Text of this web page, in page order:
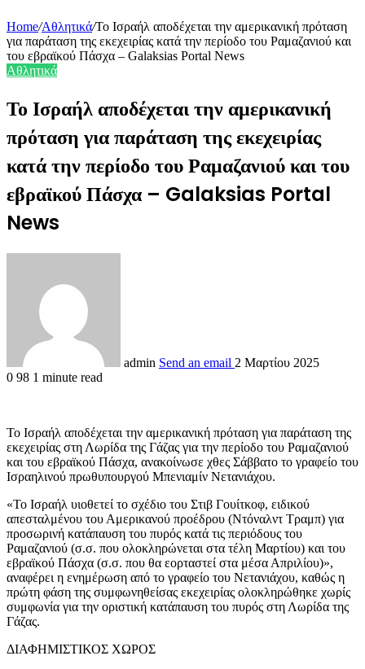
Home/Αθλητικά/Το Ισραήλ αποδέχεται την αμερικανική πρόταση
για παράταση της εκεχειρίας κατά την περίοδο του Ραμαζανιού και
του εβραϊκού Πάσχα – Galaksias Portal News
Αθλητικά
Το Ισραήλ αποδέχεται την αμερικανική
πρόταση για παράταση της εκεχειρίας
κατά την περίοδο του Ραμαζανιού και του
εβραϊκού Πάσχα – Galaksias Portal
News
admin Send an email 2 Μαρτίου 2025
0 98 1 minute read
Το Ισραήλ αποδέχεται την αμερικανική πρόταση για παράταση της
εκεχειρίας στη Λωρίδα της Γάζας για την περίοδο του Ραμαζανιού
και του εβραϊκού Πάσχα, ανακοίνωσε χθες Σάββατο το γραφείο του
Ισραηλινού πρωθυπουργού Μπενιαμίν Νετανιάχου.
«Το Ισραήλ υιοθετεί το σχέδιο του Στιβ Γουίτκοφ, ειδικού
απεσταλμένου του Αμερικανού προέδρου (Ντόναλντ Τραμπ) για
προσωρινή κατάπαυση του πυρός κατά τις περιόδους του
Ραμαζανιού (σ.σ. που ολοκληρώνεται στα τέλη Μαρτίου) και του
εβραϊκού Πάσχα (σ.σ. που θα εορταστεί στα μέσα Απριλίου)»,
αναφέρει η ενημέρωση από το γραφείο του Νετανιάχου, καθώς η
πρώτη φάση της συμφωνηθείσας εκεχειρίας ολοκληρώθηκε χωρίς
συμφωνία για την οριστική κατάπαυση του πυρός στη Λωρίδα της
Γάζας.
ΔΙΑΦΗΜΙΣΤΙΚΟΣ ΧΩΡΟΣ